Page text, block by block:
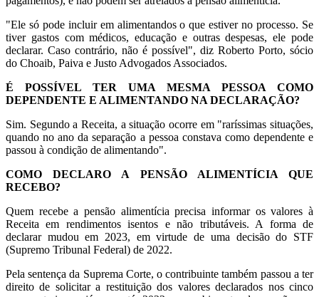
"Ele só pode incluir em alimentandos o que estiver no processo. Se
tiver gastos com médicos, educação e outras despesas, ele pode
declarar. Caso contrário, não é possível", diz Roberto Porto, sócio
do Choaib, Paiva e Justo Advogados Associados.
É POSSÍVEL TER UMA MESMA PESSOA COMO
DEPENDENTE E ALIMENTANDO NA DECLARAÇÃO?
Sim. Segundo a Receita, a situação ocorre em "raríssimas situações,
quando no ano da separação a pessoa constava como dependente e
passou à condição de alimentando".
COMO DECLARO A PENSÃO ALIMENTÍCIA QUE
RECEBO?
Quem recebe a pensão alimentícia precisa informar os valores à
Receita em rendimentos isentos e não tributáveis. A forma de
declarar mudou em 2023, em virtude de uma decisão do STF
(Supremo Tribunal Federal) de 2022.
Pela sentença da Suprema Corte, o contribuinte também passou a ter
direito de solicitar a restituição dos valores declarados nos cinco